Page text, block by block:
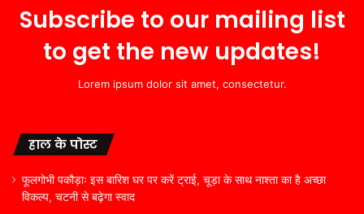
Subscribe to our mailing list
to get the new updates!
Lorem ipsum dolor sit amet, consectetur.
हाल के पोस्ट
फूलगोभी पकौड़ाः इस बारिश घर पर करें ट्राई, चूड़ा के साथ नाश्ता का है अच्छा
विकल्प, चटनी से बढ़ेगा स्वाद